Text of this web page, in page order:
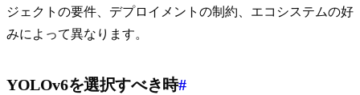
ジェクトの要件、デプロイメントの制約、エコシステムの好
みによって異なります。
YOLOv6を選択すべき時#